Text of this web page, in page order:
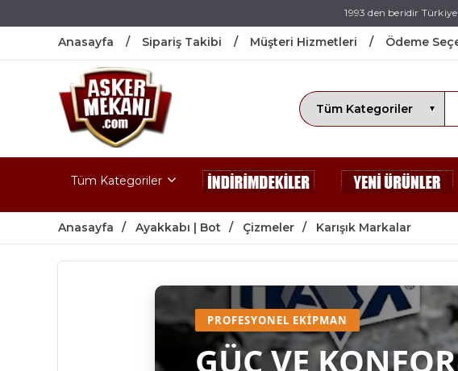
1993 den beridir
Anasayfa Sipariş Takibi Müşteri Hizmetleri Ödeme
Tüm Kategoriler
Anasayfa Ayakkabı | Bot Çizmeler Karışık Markalar
PROFESYONEL EKIPMAN
GÜÇ VE KONFOR